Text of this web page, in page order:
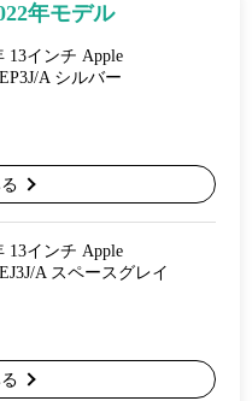
年モデル
13インチ Apple
A シルバー
13インチ Apple
A スペースグレイ